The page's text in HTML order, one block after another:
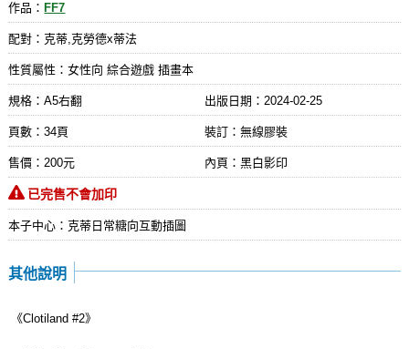
作品： FF7
配對：克蒂,克勞德x蒂法
性質屬性：女性向 綜合遊戲 插畫本
規格：A5右翻 出版日期： 2024-02-25
頁數：34頁 裝訂：無線膠裝
售價：200元 內頁：黑白影印
已完售不會加印
本子中心：克蒂日常糖向互動插圖
其他說明
《Clotiland #2》